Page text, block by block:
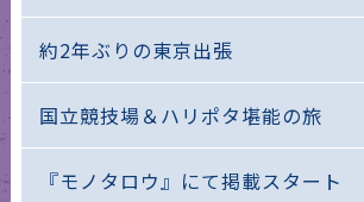
約2年ぶりの東京出張
国立競技場＆ハリポタ堪能の旅
『モノタロウ』にて掲載スタート